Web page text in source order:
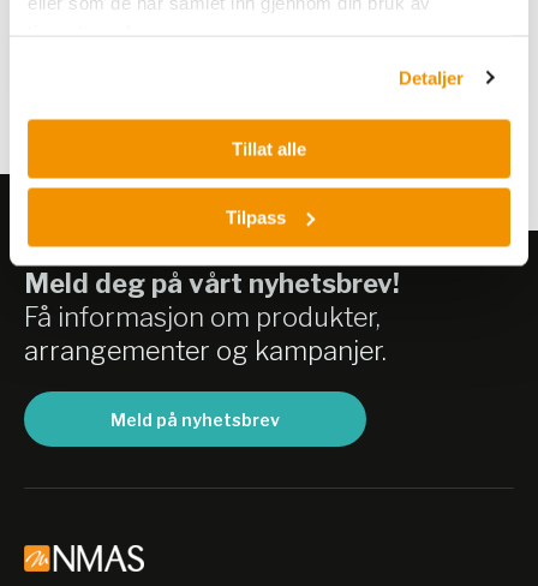
Detaljer
Tillat alle
Tilpass
Meld deg på vårt nyhetsbrev!
Få informasjon om produkter,
arrangementer og kampanjer.
Meld på nyhetsbrev